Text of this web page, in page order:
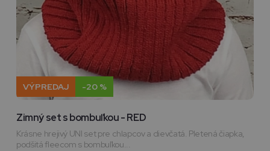
VÝPREDAJ -20 %
Zimný set s bombuľkou - RED
Krásne hrejivý UNI set pre chlapcov a dievčatá. Pletená čiapka,
podšitá fleecom s bombuľkou...